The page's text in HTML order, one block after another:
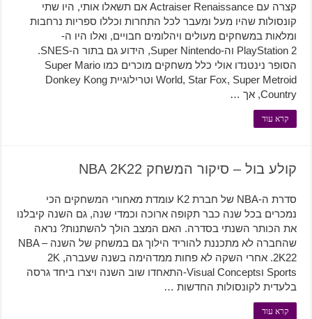
קצרה עם Actraiser Renaissance אם תשאלו אותי, היו שתי
קונסולות שהיו מעל ומעבר לכל התחרות וכללו ספריות נרחבות
ומלאות במשחקים מעולים ויהלומים חבויים, ואלו היו ה-
PlayStation 2 וה-Super Nintendo, הידוע גם בתור ה-SNES.
הסופר נינטנדו אולי כלל משחקים מוכרים כמו Super Mario
World, Star Fox, Super Metroid וטרילוגיית Donkey Kong
Country, אך …
קרא עוד
קולע בול – סיקור המשחק NBA 2K22
סדרת ה-NBA של חברת K2 עומדת מאחורי המשחקים הכי
נמכרים בכל שנה כבר תקופה ארוכה וכמדי שנה, גם השנה קיבלנו
את הכותר השנתי בסדרה. האם המצב הולך להשתנות? נראה
שהחברה לא מתכננת להוריד הילוך גם במשחק של השנה – NBA
2K22. אחרי השקה לא פחות ממדהימה בשנה שעברה, 2K
Sports וVisual Concepts-התאחדו שוב השנה ויצרו ביחד גרסה
בלעדית לקונסולות החדשות …
קרא עוד